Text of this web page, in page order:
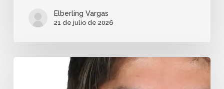
Elberling Vargas
21 de julio de 2026